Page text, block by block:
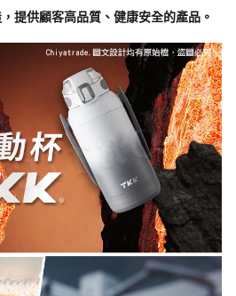
提供顧客高品質、健康安全的產品。